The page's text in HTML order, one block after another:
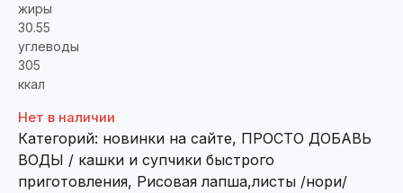
жиры
30.55
углеводы
305
ккал
Нет в наличии
Категорий: новинки на сайте, ПРОСТО ДОБАВЬ
ВОДЫ / кашки и супчики быстрого
приготовления, Рисовая лапша,листы /нори/